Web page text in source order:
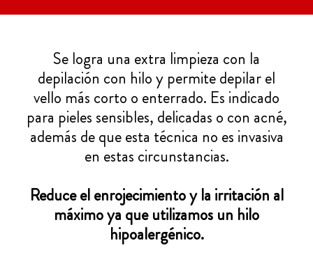
Se logra una extra limpieza con la
depilación con hilo y permite depilar el
vello más corto o enterrado. Es indicado
para pieles sensibles, delicadas o con acné,
además de que esta técnica no es invasiva
en estas circunstancias.
Reduce el enrojecimiento y la irritación al
máximo ya que utilizamos un hilo
hipoalergénico.